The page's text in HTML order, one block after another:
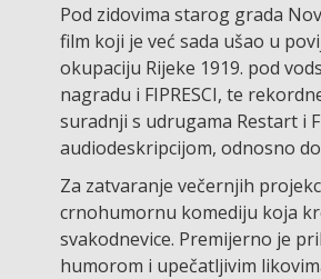
Pod zidovima starog grada
film koji je već sada ušao u
okupaciju Rijeke 1919. pod
nagradu i FIPRESCI, te
suradnji s udrugama Restart i
audiodeskripcijom, odnosno
Za zatvaranje večernjih
crnohumornu komediju koja
svakodnevice. Premijerno je
humorom i upečatljivim